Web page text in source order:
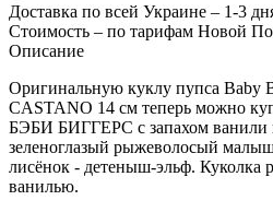
Доставка по всей Украине – 1-3
Стоимость – по тарифам Новой
Описание
Оригинальную куклу пупса Baby
CASTANO 14 см теперь можно
БЭБИ БИГГЕРС с запахом ванили
зеленоглазый рыжеволосый
лисёнок - детеныш-эльф. Куколка
ванилью.